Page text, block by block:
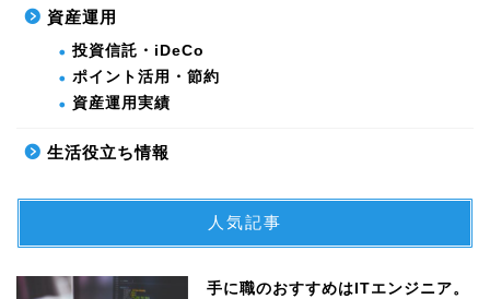
資産運用
投資信託・iDeCo
ポイント活用・節約
資産運用実績
生活役立ち情報
人気記事
手に職のおすすめはITエンジニア。